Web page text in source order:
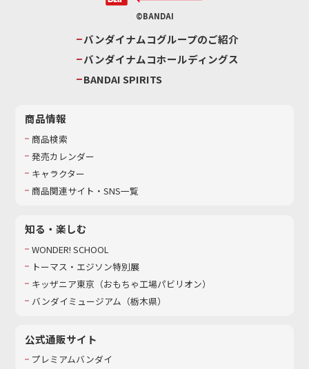
©BANDAI
バンダイナムコグループのご紹介
バンダイナムコホールディングス
BANDAI SPIRITS
商品情報
商品検索
発売カレンダー
キャラクター
商品関連サイト・SNS一覧
知る・楽しむ
WONDER! SCHOOL
トーマス・エジソン特別展
キッザニア東京（おもちゃ工場パビリオン）​
バンダイミュージアム（栃木県）
公式通販サイト
プレミアムバンダイ